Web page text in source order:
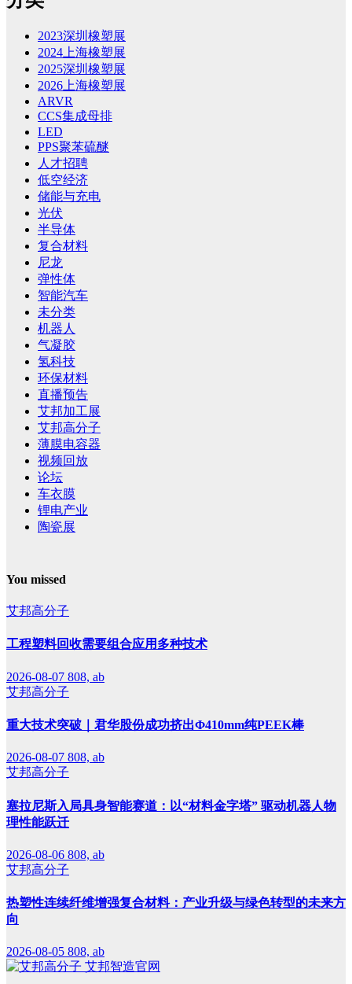
2023深圳橡塑展
2024上海橡塑展
2025深圳橡塑展
2026上海橡塑展
ARVR
CCS集成母排
LED
PPS聚苯硫醚
人才招聘
低空经济
储能与充电
光伏
半导体
复合材料
尼龙
弹性体
智能汽车
未分类
机器人
气凝胶
氢科技
环保材料
直播预告
艾邦加工展
艾邦高分子
薄膜电容器
视频回放
论坛
车衣膜
锂电产业
陶瓷展
You missed
艾邦高分子
工程塑料回收需要组合应用多种技术
2026-08-07 808, ab
艾邦高分子
重大技术突破｜君华股份成功挤出Φ410mm纯PEEK棒
2026-08-07 808, ab
艾邦高分子
塞拉尼斯入局具身智能赛道：以“材料金字塔” 驱动机器人物
理性能跃迁
2026-08-06 808, ab
艾邦高分子
热塑性连续纤维增强复合材料：产业升级与绿色转型的未来方
向
2026-08-05 808, ab